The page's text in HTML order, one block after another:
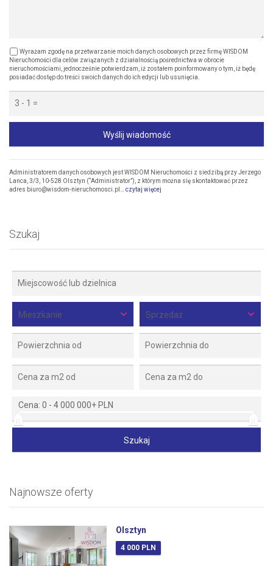
Wyrażam zgodę na przetwarzanie moich danych osobowych przez firmę WISDOM
Nieruchomości dla celów związanych z działalnością pośrednictwa w obrocie
nieruchomościami, jednocześnie potwierdzam, iż zostałem poinformowany o tym, iż będę
posiadać dostęp do treści swoich danych do ich edycji lub usunięcia.
Wyślij wiadomość
Administratorem danych osobowych jest WISDOM Nieruchomości z siedzibą przy Jerzego
Lanca, 3/3, 10-528 Olsztyn (“Administrator”), z którym można się skontaktować przez
adres biuro@wisdom-nieruchomosci.pl… czytaj więcej
Szukaj
Mieszkanie Sprzedaż
Cena: 0 - 4 000 000+ PLN
Najnowsze oferty
Olsztyn
4 000 PLN